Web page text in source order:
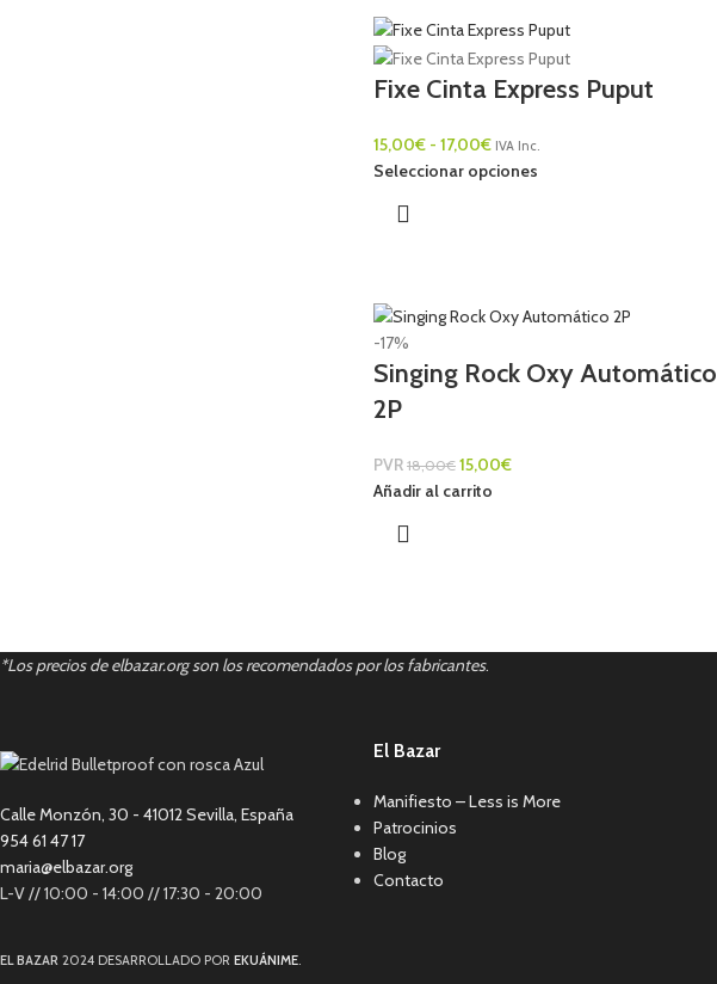
Fixe Cinta Express Puput
15,00€ - 17,00€ IVA Inc.
Seleccionar opciones
-17%
Singing Rock Oxy Automático
2P
PVR 18,00€ 15,00€
Añadir al carrito
*Los precios de elbazar.org son los recomendados por los fabricantes.
Calle Monzón, 30 - 41012 Sevilla, España
954 61 47 17
maria@elbazar.org
L-V // 10:00 - 14:00 // 17:30 - 20:00
El Bazar
Manifiesto – Less is More
Patrocinios
Blog
Contacto
EL BAZAR 2024 DESARROLLADO POR EKUÁNIME